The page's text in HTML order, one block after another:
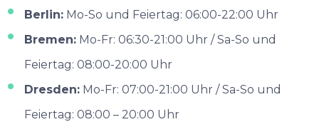
Berlin:Mo-So und Feiertag: 06:00-22:00 Uhr
Bremen:Mo-Fr: 06:30-21:00 Uhr / Sa-So und
Feiertag: 08:00-20:00 Uhr
Dresden:Mo-Fr: 07:00-21:00 Uhr / Sa-So und
Feiertag: 08:00 – 20:00 Uhr